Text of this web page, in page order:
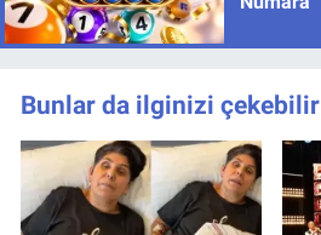
Bunlar da ilginizi çekebilir